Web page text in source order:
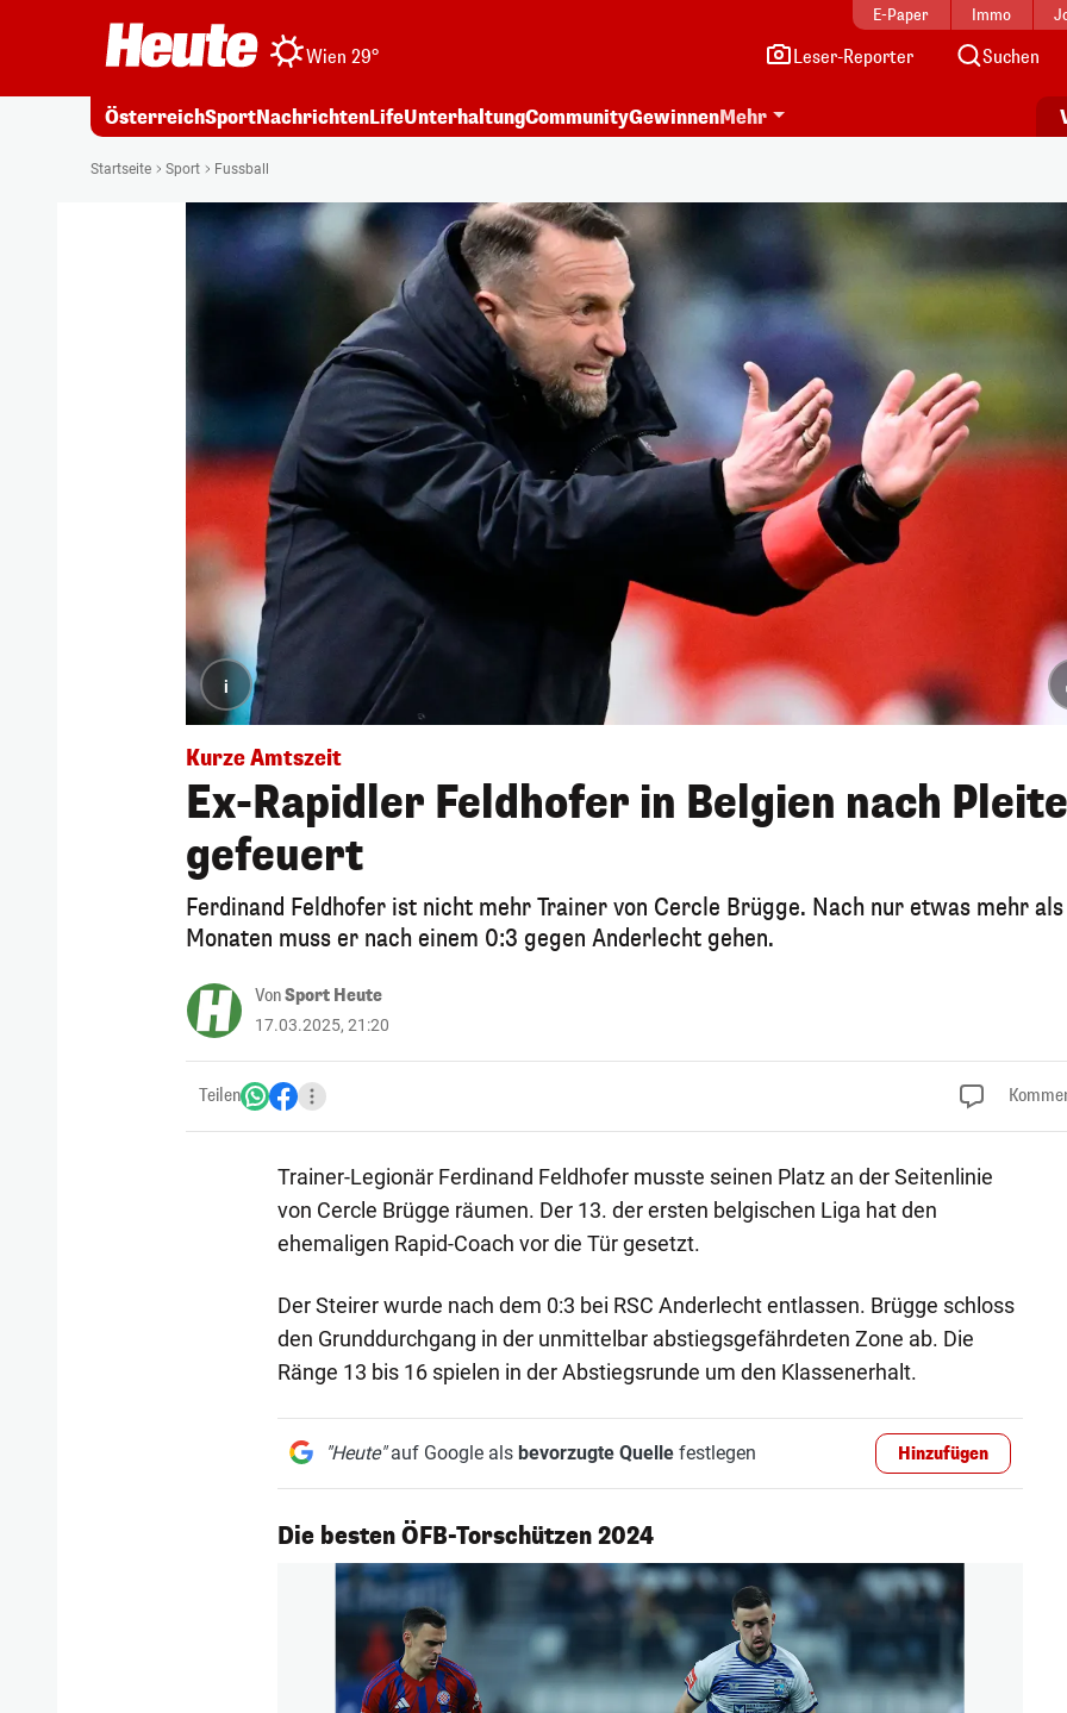
E-Paper Immo
Wien 29° Leser-Reporter Suchen
ÖsterreichSportNachrichtenLifeUnterhaltungCommunityGewinnenMehr
Startseite Sport Fussball
i
Kurze Amtszeit
Ex-Rapidler Feldhofer in Belgien nach Pleite
gefeuert
Ferdinand Feldhofer ist nicht mehr Trainer von Cercle Brügge. Nach nur etwas mehr
Monaten muss er nach einem 0:3 gegen Anderlecht gehen.
VonSport Heute
17.03.2025, 21:20
Teilen
Trainer-Legionär Ferdinand Feldhofer musste seinen Platz an der Seitenlinie
von Cercle Brügge räumen. Der 13. der ersten belgischen Liga hat den
ehemaligen Rapid-Coach vor die Tür gesetzt.
Der Steirer wurde nach dem 0:3 bei RSC Anderlecht entlassen. Brügge schloss
den Grunddurchgang in der unmittelbar abstiegsgefährdeten Zone ab. Die
Ränge 13 bis 16 spielen in der Abstiegsrunde um den Klassenerhalt.
"Heute"auf Google als bevorzugte Quellefestlegen Hinzufügen
Die besten ÖFB-Torschützen 2024
1/14